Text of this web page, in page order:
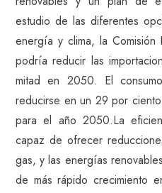
estudio de las diferentes
energía y clima, la Comisión
podría reducir las
mitad en 2050. El
reducirse en un 29 por
para el año 2050.La
capaz de ofrecer
gas, y las energías
de más rápido crecimiento